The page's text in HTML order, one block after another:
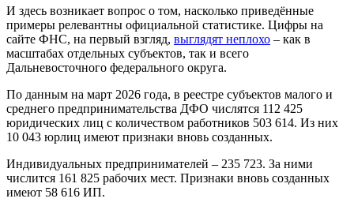
И здесь возникает вопрос о том, насколько приведённые
примеры релевантны официальной статистике. Цифры на
сайте ФНС, на первый взгляд, выглядят неплохо – как в
масштабах отдельных субъектов, так и всего
Дальневосточного федерального округа.
По данным на март 2026 года, в реестре субъектов малого и
среднего предпринимательства ДФО числятся 112 425
юридических лиц с количеством работников 503 614. Из них
10 043 юрлиц имеют признаки вновь созданных.
Индивидуальных предпринимателей – 235 723. За ними
числится 161 825 рабочих мест. Признаки вновь созданных
имеют 58 616 ИП.